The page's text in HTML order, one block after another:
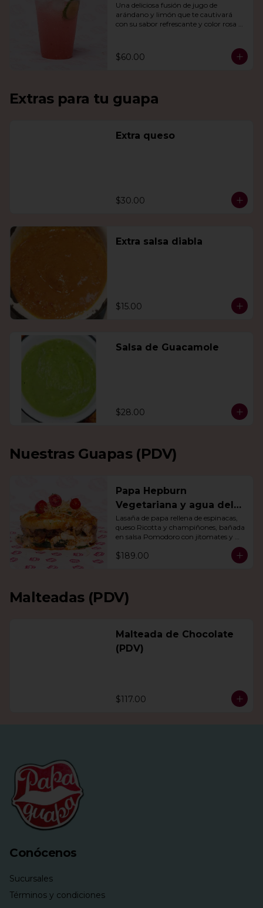
Una deliciosa fusión de jugo de
arándano y limón que te cautivará
con su sabor refrescante y color rosa
$60.00
Extras para tu guapa
Extra queso
$30.00
Extra salsa diabla
$15.00
Salsa de Guacamole
$28.00
Nuestras Guapas (PDV)
Papa Hepburn
Vegetariana y agua del
día
Lasaña de papa rellena de espinacas,
queso Ricotta y champiñones, bañada
en salsa Pomodoro con jitomates y
queso gratinado. Incluye una agua del
día.
$189.00
Malteadas (PDV)
Malteada de Chocolate
(PDV)
$117.00
Conócenos
Sucursales
Términos y condiciones